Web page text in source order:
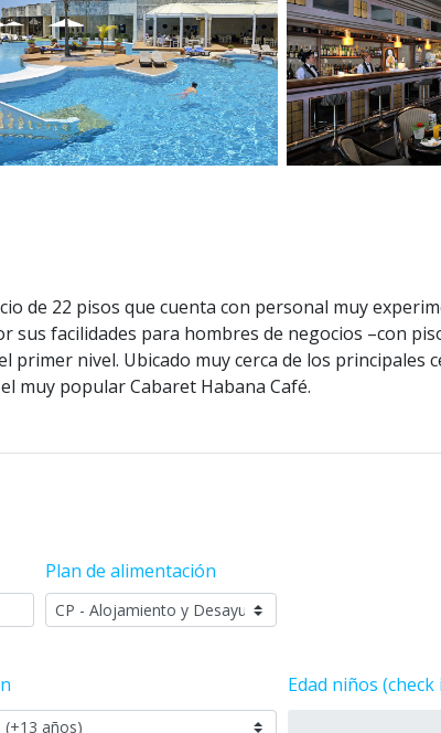
de 22 pisos que cuenta con personal muy
sus facilidades para hombres de negocios –con
primer nivel. Ubicado muy cerca de los
muy popular Cabaret Habana Café.
Plan de alimentación
Edad niños (check